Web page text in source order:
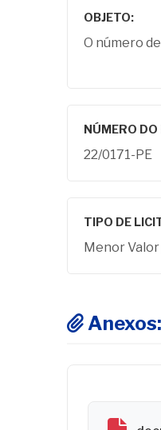
OBJETO:
O número
NÚMERO
22/0171-PE
TIPO DE
Menor
Anexos: